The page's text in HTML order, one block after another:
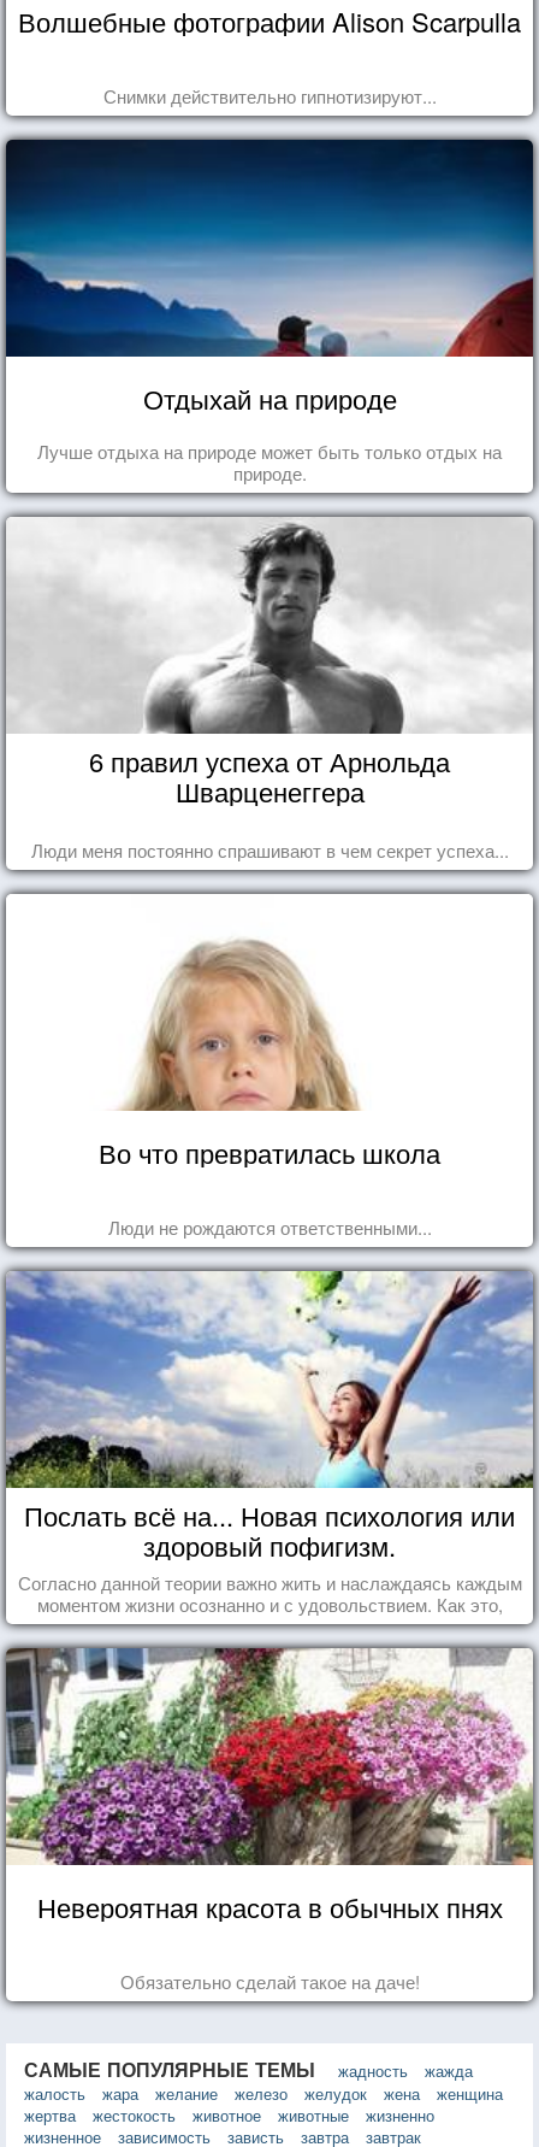
Волшебные фотографии Alison Scarpulla
Снимки действительно гипнотизируют...
Отдыхай на природе
Лучше отдыха на природе может быть только отдых на
природе.
6 правил успеха от Арнольда
Шварценеггера
Люди меня постоянно спрашивают в чем секрет успеха...
Во что превратилась школа
Люди не рождаются ответственными...
Послать всё на... Новая психология или
здоровый пофигизм.
Согласно данной теории важно жить и наслаждаясь каждым
моментом жизни осознанно и с удовольствием. Как это,
попробуем разобраться на реальных примерах.
Невероятная красота в обычных пнях
Обязательно сделай такое на даче!
САМЫЕ ПОПУЛЯРНЫЕ ТЕМЫ жадность
жажда
жалость
жара желание железо желудок жена
женщина
жертва
жестокость животное животные
жизненно
жизненное
зависимость зависть завтра
завтрак